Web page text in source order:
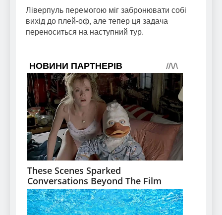
Ліверпуль перемогою міг забронювати собі
вихід до плей-оф, але тепер ця задача
переноситься на наступний тур.